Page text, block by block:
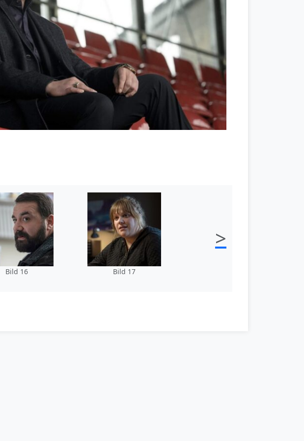
Bild 16 Bild 17
>